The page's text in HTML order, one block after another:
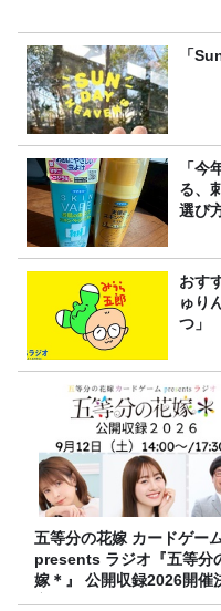
「
「今
る、
選び
おす
ゅり
つ」
五等分の花嫁 カードゲー
presents ラジオ『五等分
嫁＊』 公開収録2026開催
定！